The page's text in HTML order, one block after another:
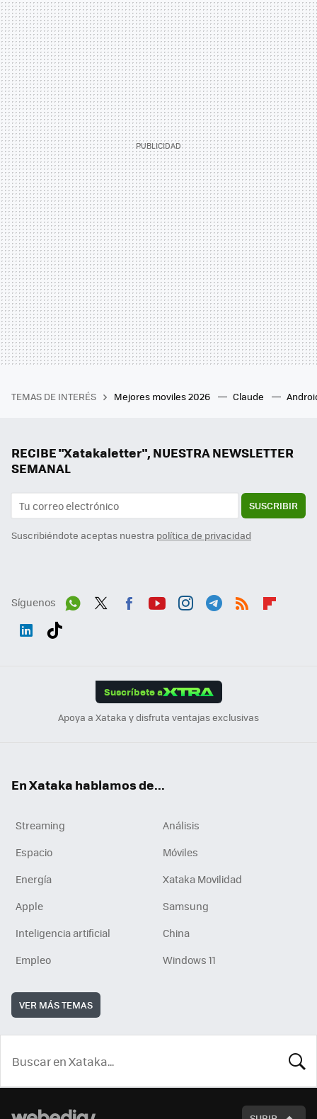
TEMAS DE INTERÉS Mejores moviles 2026 Claude
RECIBE "Xatakaletter", NUESTRA NEWSLETTER
SEMANAL
SUSCRIBIR
Suscribiéndote aceptas nuestra política de privacidad
Síguenos
Suscríbete a
Apoya a Xataka y disfruta ventajas exclusivas
En Xataka hablamos de...
Streaming
Análisis
Espacio
Móviles
Energía
Xataka Movilidad
Apple
Samsung
Inteligencia artificial
China
Empleo
Windows 11
VER MÁS TEMAS